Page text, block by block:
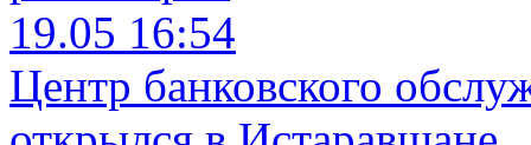
19.05 16:54
Центр банковского